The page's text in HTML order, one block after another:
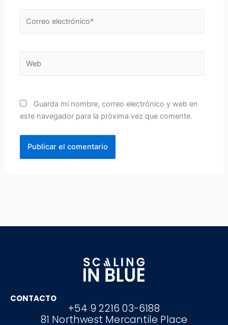
electrónico*
Guarda mi nombre, correo electrónico y web en
este navegador para la próxima vez que comente.
CONTACTO
+54 9 2216 03-6188
81 Northwest Mercantile Place